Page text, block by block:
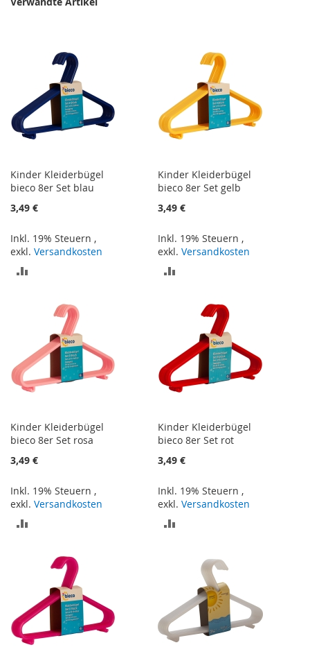
Kinder Kleiderbügel
bieco 8er Set blau
3,49 €
Inkl. 19% Steuern ,
exkl. Versandkosten
HINZUFÜGEN
Kinder Kleiderbügel
bieco 8er Set gelb
3,49 €
Inkl. 19% Steuern ,
exkl.Versandkosten
HINZUFÜGEN
Kinder Kleiderbügel
bieco 8er Set rosa
3,49 €
Inkl. 19% Steuern ,
exkl. Versandkosten
HINZUFÜGEN
Kinder Kleiderbügel
bieco 8er Set rot
3,49 €
Inkl. 19% Steuern ,
exkl.Versandkosten
HINZUFÜGEN